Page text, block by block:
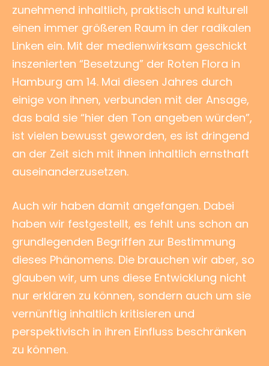
zunehmend inhaltlich, praktisch und kulturell
einen immer größeren Raum in der radikalen
Linken ein. Mit der medienwirksam geschickt
inszenierten “Besetzung” der Roten Flora in
Hamburg am 14. Mai diesen Jahres durch
einige von ihnen, verbunden mit der Ansage,
das bald sie “hier den Ton angeben würden”,
ist vielen bewusst geworden, es ist dringend
an der Zeit sich mit ihnen inhaltlich ernsthaft
auseinanderzusetzen.
Auch wir haben damit angefangen. Dabei
haben wir festgestellt, es fehlt uns schon an
grundlegenden Begriffen zur Bestimmung
dieses Phänomens. Die brauchen wir aber, so
glauben wir, um uns diese Entwicklung nicht
nur erklären zu können, sondern auch um sie
vernünftig inhaltlich kritisieren und
perspektivisch in ihren Einfluss beschränken
zu können.